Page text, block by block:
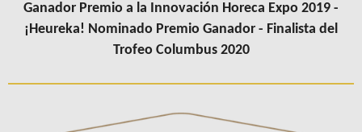
Ganador Premio a la Innovación Horeca Expo 2019 -
¡Heureka! Nominado Premio Ganador - Finalista del
Trofeo Columbus 2020